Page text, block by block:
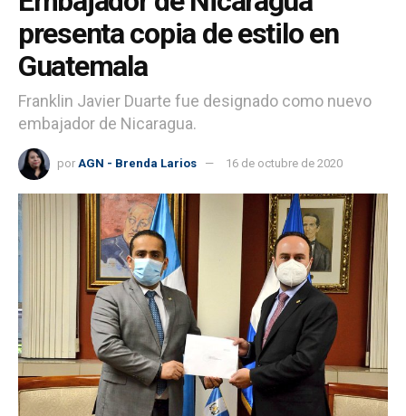
presenta copia de estilo en
Guatemala
Franklin Javier Duarte fue designado como nuevo
embajador de Nicaragua.
por AGN - Brenda Larios 16 de octubre de 2020